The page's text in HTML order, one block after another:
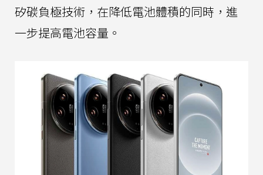
矽碳負極技術，在降低電池體積的同時，進
一步提高電池容量。